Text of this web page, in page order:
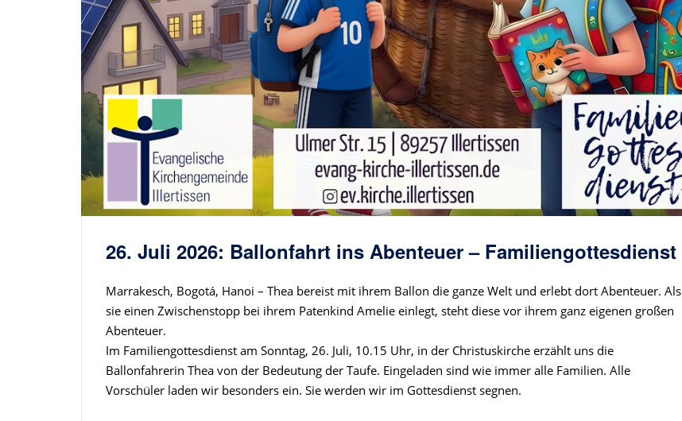
26. Juli 2026: Ballonfahrt ins Abenteuer – Familiengottesdienst
Marrakesch, Bogotá, Hanoi – Thea bereist mit ihrem Ballon die ganze Welt und erlebt dort Abenteuer. Als
sie einen Zwischenstopp bei ihrem Patenkind Amelie einlegt, steht diese vor ihrem ganz eigenen großen
Abenteuer.
Im Familiengottesdienst am Sonntag, 26. Juli, 10.15 Uhr, in der Christuskirche erzählt uns die
Ballonfahrerin Thea von der Bedeutung der Taufe. Eingeladen sind wie immer alle Familien. Alle
Vorschüler laden wir besonders ein. Sie werden wir im Gottesdienst segnen.